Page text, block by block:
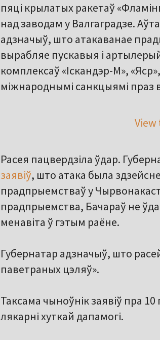
пяці крылатых ракетаў
над заводам у Валгаградзе.
адзначыў, што атакаванае
вырабляе пускавыя і
комплексаў «Іскандэр-М»,
міжнароднымі санкцыямі праз
Расея пацвердзіла ўдар.
заявіў, што атака была
прадпрыемстваў у
прадпрыемства, Бачараў не
менавіта ў гэтым раёне.
Губернатар адзначыў, што
паветраных цэляў».
Таксама чыноўнік заявіў пра 10
лякарні хуткай дапамогі.